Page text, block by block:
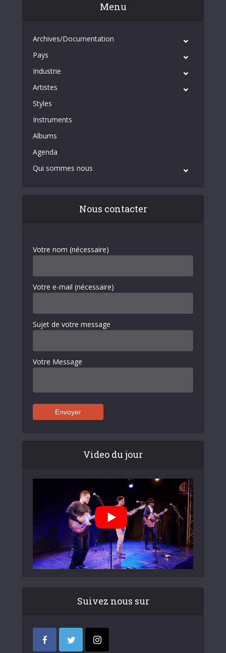
Menu
Archives/Documentation
Pays
Industrie
Artistes
Styles
Instruments
Albums
Agenda
Qui sommes nous
Nous contacter
Votre nom (nécessaire)
Votre e-mail (nécessaire)
Sujet de votre message
Votre Message
Video du jour
Suivez nous sur